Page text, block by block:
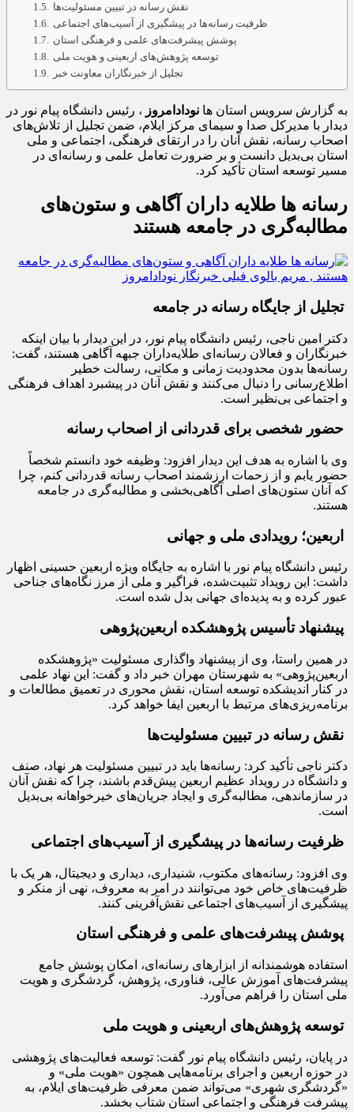
نقش رسانه در تبیین مسئولیت‌ها
ظرفیت رسانه‌ها در پیشگیری از آسیب‌های اجتماعی
پوشش پیشرفت‌های علمی و فرهنگی استان
توسعه پژوهش‌های اربعینی و هویت ملی
تجلیل از خبرنگاران معاونت خبر
به گزارش سرویس استان ها نودادامروز ، رئیس دانشگاه پیام نور در
دیدار با مدیرکل صدا و سیمای مرکز ایلام، ضمن تجلیل از تلاش‌های
اصحاب رسانه، نقش آنان را در ارتقای فرهنگی، اجتماعی و ملی
استان بی‌بدیل دانست و بر ضرورت تعامل علمی و رسانه‌ای در
مسیر توسعه استان تأکید کرد.
رسانه‌ ها طلایه‌ داران آگاهی و ستون‌های
مطالبه‌گری در جامعه هستند
تجلیل از جایگاه رسانه در جامعه
دکتر امین ناجی، رئیس دانشگاه پیام نور، در این دیدار با بیان اینکه
خبرنگاران و فعالان رسانه‌ای طلایه‌داران جبهه آگاهی هستند، گفت:
رسانه‌ها بدون محدودیت زمانی و مکانی، رسالت خطیر
اطلاع‌رسانی را دنبال می‌کنند و نقش آنان در پیشبرد اهداف فرهنگی
و اجتماعی بی‌نظیر است.
حضور شخصی برای قدردانی از اصحاب رسانه
وی با اشاره به هدف این دیدار افزود: وظیفه خود دانستم شخصاً
حضور یابم و از زحمات ارزشمند اصحاب رسانه قدردانی کنم، چرا
که آنان ستون‌های اصلی آگاهی‌بخشی و مطالبه‌گری در جامعه
هستند.
اربعین؛ رویدادی ملی و جهانی
رئیس دانشگاه پیام نور با اشاره به جایگاه ویژه اربعین حسینی اظهار
داشت: این رویداد تثبیت‌شده، فراگیر و ملی از مرز نگاه‌های جناحی
عبور کرده و به پدیده‌ای جهانی بدل شده است.
پیشنهاد تأسیس پژوهشکده اربعین‌پژوهی
در همین راستا، وی از پیشنهاد واگذاری مسئولیت «پژوهشکده
اربعین‌پژوهی» به شهرستان مهران خبر داد و گفت: این نهاد علمی
در کنار اندیشکده توسعه استان، نقش محوری در تعمیق مطالعات و
برنامه‌ریزی‌های مرتبط با اربعین ایفا خواهد کرد.
نقش رسانه در تبیین مسئولیت‌ها
دکتر ناجی تأکید کرد: رسانه‌ها باید در تبیین مسئولیت هر نهاد، صنف
و دانشگاه در رویداد عظیم اربعین پیش‌قدم باشند، چرا که نقش آنان
در سازماندهی، مطالبه‌گری و ایجاد جریان‌های خیرخواهانه بی‌بدیل
است.
ظرفیت رسانه‌ها در پیشگیری از آسیب‌های اجتماعی
وی افزود: رسانه‌های مکتوب، شنیداری، دیداری و دیجیتال، هر یک با
ظرفیت‌های خاص خود می‌توانند در امر به معروف، نهی از منکر و
پیشگیری از آسیب‌های اجتماعی نقش‌آفرینی کنند.
پوشش پیشرفت‌های علمی و فرهنگی استان
استفاده هوشمندانه از ابزارهای رسانه‌ای، امکان پوشش جامع
پیشرفت‌های آموزش عالی، فناوری، پژوهش، گردشگری و هویت
ملی استان را فراهم می‌آورد.
توسعه پژوهش‌های اربعینی و هویت ملی
در پایان، رئیس دانشگاه پیام نور گفت: توسعه فعالیت‌های پژوهشی
در حوزه اربعین و اجرای برنامه‌هایی همچون «هویت ملی» و
«گردشگری شهری» می‌تواند ضمن معرفی ظرفیت‌های ایلام، به
پیشرفت فرهنگی و اجتماعی استان شتاب بخشد.